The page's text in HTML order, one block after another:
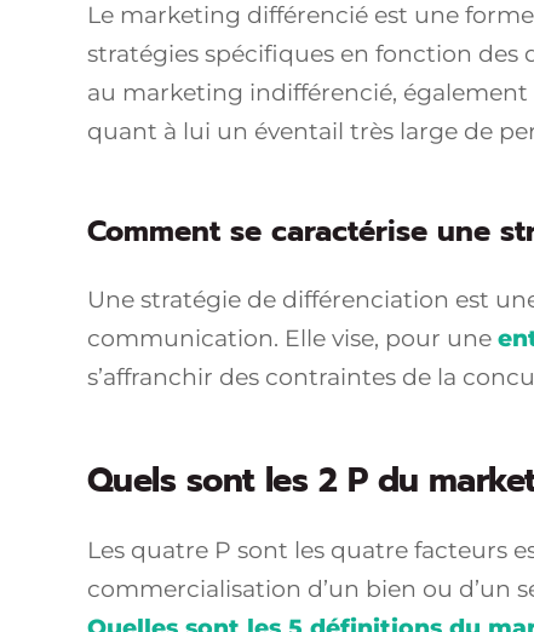
Le marketing différencié est une
stratégies spécifiques en fonction des
au marketing indifférencié,
quant à lui un éventail très large de
Comment se caractérise une
Une stratégie de différenciation est
communication. Elle vise, pour une
s’affranchir des contraintes de la
Quels sont les 2 P du
Les quatre P sont les quatre facteurs
commercialisation d’un bien ou d’un